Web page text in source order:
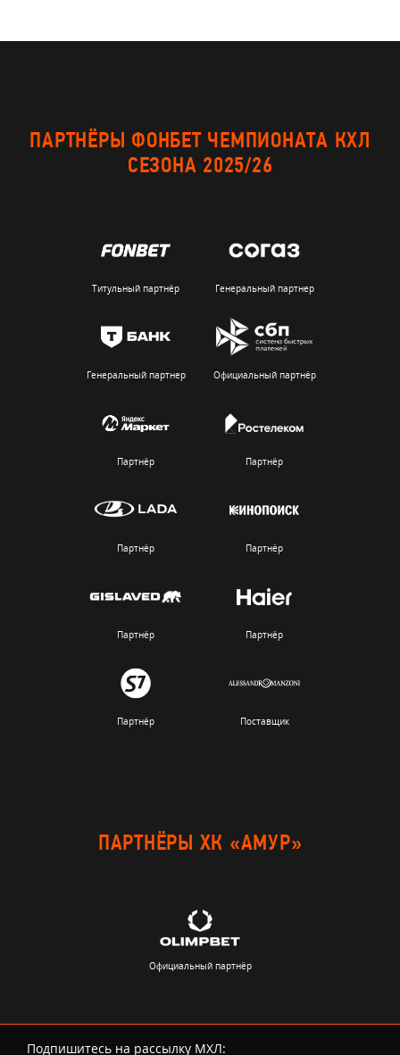
ПАРТНЁРЫ ФОНБЕТ ЧЕМПИОНАТА КХЛ
СЕЗОНА 2025/26
Титульный партнёр Генеральный партнер
Генеральный партнер Официальный партнёр
Партнёр Партнёр
Партнёр Партнёр
Партнёр Партнёр
Партнёр Поставщик
ПАРТНЁРЫ ХК «АМУР»
Официальный партнёр
Подпишитесь на рассылку МХЛ: